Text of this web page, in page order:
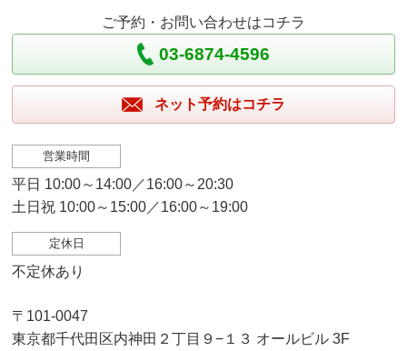
ご予約・お問い合わせはコチラ
03-6874-4596
ネット予約はコチラ
営業時間
平日 10:00～14:00／16:00～20:30
土日祝 10:00～15:00／16:00～19:00
定休日
不定休あり
〒101-0047
東京都千代田区内神田２丁目９−１３ オールビル 3F